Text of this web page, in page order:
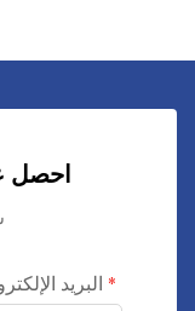
احصل
البريد